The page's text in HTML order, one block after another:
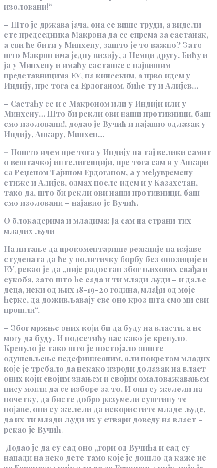
изоловани!“
– Што је држава јача, она се више труди, а видели
сте председника Макрона да се спрема за састанак,
а сви ће бити у Минхену, зашто је то важно? Зато
што Макрон има једну визију, а Немци другу. Бићу и
ја у Минхену и имаћу састанке с највишим
представницима ЕУ, па кинеским, а прво идем у
Индију, пре тога са Ердоганом, биће ту и Алијев…
– Састаћу се и с Макроном или у Индији или у
Минхену… Што би рекли ови наши противници, баш
смо изоловани!, додао је Вучић и најавио одлазак у
Индију, Анкару, Минхен…
– Пошто идем пре тога у Индију на тај велики самит
о вештачкој интелигенцији, пре тога сам и у Анкари
са Реџепом Тајипом Ердоганом, а у међувремену
стиже и Алијев, одмах после идем и у Казахстан,
тако да, што би рекли ови наши противници, баш
смо изоловани – најавио је Вучић.
О блокадерима и младима: Ја сам на страни тих
младих људи
На питање да прокоментарише реакције на изјаве
студената да ће у политичку борбу без опозиције и
ЕУ, рекао је да „није радостан због њихових свађа и
сукоба, зато што ће сада и ти млади људи – и даље
деца, неки од њих 18-19-20 година, млађи од моје
ћерке, да доживљавају све оно кроз шта смо ми сви
прошли“.
– Због мржње оних који би да буду на власти, а не
могу да буду. И подсетићу вас како је кренуло.
Кренуло је тако што је постојало опште
одушевљење недефинисаним, али покретом младих
које је требало да некако изроди долазак на власт
оних који својим знањем и својим омаловажавањем
нису могли да се изборе за то. И они су желели на
почетку, да бисте добро разумели суштину те
појаве, они су желели да искористите младе људе,
да их ти млади људи их у ствари доведу на власт –
рекао је Вучић.
Додао је да су сад оно „гори од Вучића и сад су
напади на неко дете тамо које је дошло да каже не